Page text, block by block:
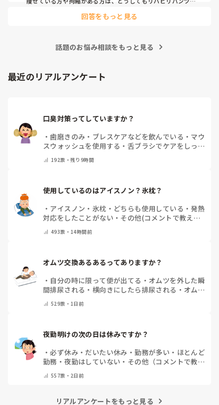
か、陰部にきちんとフィットしているかを確認するだけでも漏
それでも漏れが続く場合は、サイズが本当に合っているかを再
検討したり、メーカーを変更して試すこともありました。同じ
ため、排泄後の状態を職員間で共有し、「どこから漏れている
のか」を確認しながら対策を考えていました。
一度で解決することは少ないですが、オムツやパッドの種類、
当て方、交換時間などを少しずつ見直していくことで改善した
ケースもありました。
回答をもっと見る
話題のお悩み相談をもっと見る
最近のリアルアンケート
口臭対策ってしていますか？
・歯磨きのみ ・ ブレスケアなどを飲んでいる ・ マウ
スウォッシュを使用する ・ 舌ブラシでケアをしっか
いない・その他（コメントで教えてください）
192票・残り9時間
使用しているのはアイスノン？氷枕？
・ アイスノン ・ 氷枕 ・ どちらも使用している ・ 発熱
対応をしたことがない ・ その他(コメントで教えて
493票・ 14時間前
オムツ交換あるあるってありますか？
・ 自分の時に限って便が出てる ・ オムツを外した瞬
間排尿される ・ 横向きにしたら排尿される ・ オムツ
まっていると快感
529票・ 1日前
夜勤明けの次の日は休みですか？
・必ず休み・ だいたい休み ・勤務が多い ・ ほとんど
勤務 ・ 夜勤はしていない ・ その他（コメントで教え
557票・ 2日前
リアルアンケートをもっと見る